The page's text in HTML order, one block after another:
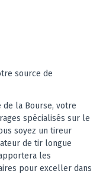
source de
la Bourse, votre
spécialisés sur le
soyez un tireur
de tir longue
les
pour exceller dans